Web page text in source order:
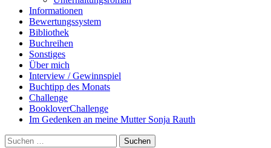
Informationen
Bewertungssystem
Bibliothek
Buchreihen
Sonstiges
Über mich
Interview / Gewinnspiel
Buchtipp des Monats
Challenge
BookloverChallenge
Im Gedenken an meine Mutter Sonja Rauth
Suchen